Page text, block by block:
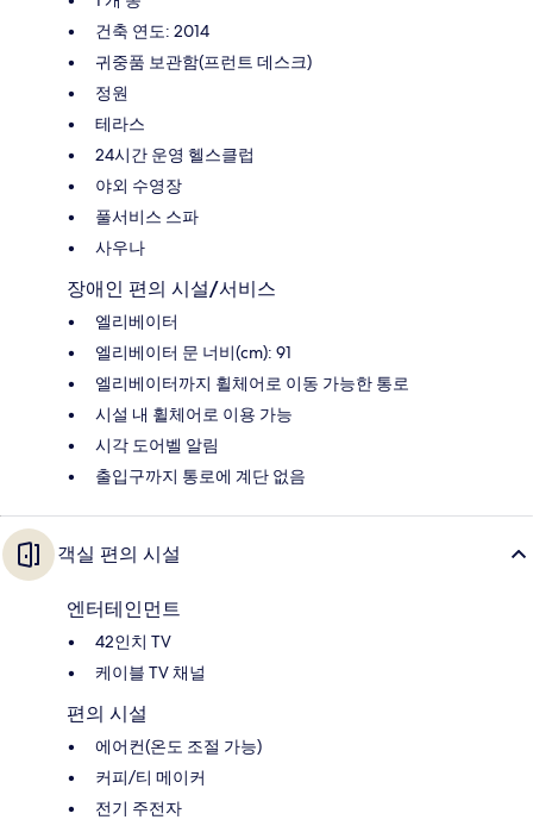
건축 연도: 2014
귀중품 보관함(프런트 데스크)
정원
테라스
24시간 운영 헬스클럽
야외 수영장
풀서비스 스파
사우나
장애인 편의 시설/서비스
엘리베이터
엘리베이터 문 너비(cm): 91
엘리베이터까지 휠체어로 이동 가능한 통로
시설 내 휠체어로 이용 가능
시각 도어벨 알림
출입구까지 통로에 계단 없음
객실 편의 시설
엔터테인먼트
42인치 TV
케이블 TV 채널
편의 시설
에어컨(온도 조절 가능)
커피/티 메이커
전기 주전자